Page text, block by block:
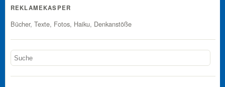
REKLAMEKASPER
Bücher, Texte, Fotos, Haiku, Denkanstöße